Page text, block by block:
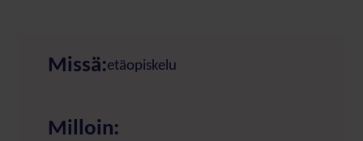
Missä:etäopiskelu
Milloin: